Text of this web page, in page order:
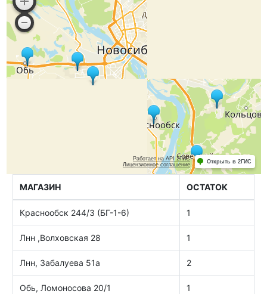
МАГАЗИН ОСТАТОК
Краснообск 244/3 (БГ-1-6) 1
Лнн ,Волховская 28 1
Лнн, Забалуева 51а 2
Обь, Ломоносова 20/1 1